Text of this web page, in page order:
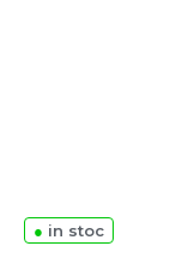
● in stoc